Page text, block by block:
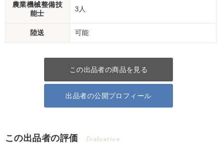
農業機械整備技
能士
3人
陸送 可能
この出品者の商品を見る
出品者の公開プロフィール
この出品者の評価 Evaluation